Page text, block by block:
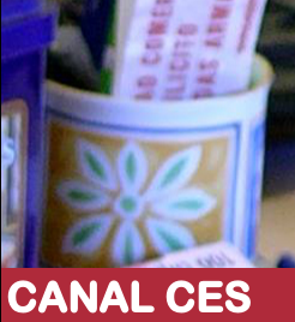
CANAL CES